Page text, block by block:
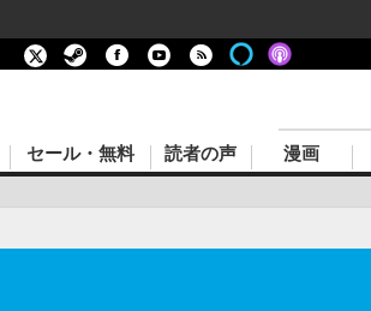
セール・無料 読者の声 漫画